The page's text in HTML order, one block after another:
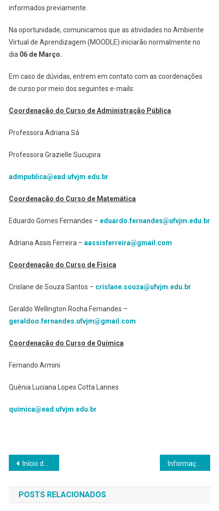
informados previamente.
Na oportunidade, comunicamos que as atividades no Ambiente
Virtual de Aprendizagem (MOODLE) iniciarão normalmente no
dia 06 de Março.
Em caso de dúvidas, entrem em contato com as coordenações
de curso por meio dos seguintes e-mails:
Coordenação do Curso de Administração Pública
Professora Adriana Sá
Professora Grazielle Sucupira
admpublica@ead.ufvjm.edu.br
Coordenação do Curso de Matemática
Eduardo Gomes Fernandes – eduardo.fernandes@ufvjm.edu.br
Adriana Assis Ferreira – aassisferreira@gmail.com
Coordenação do Curso de Física
Crislane de Souza Santos – crislane.souza@ufvjm.edu.br
Geraldo Wellington Rocha Fernandes –
geraldoo.fernandes.ufvjm@gmail.com
Coordenação do Curso de Química
Fernando Armini
Quênia Luciana Lopes Cotta Lannes
quimica@ead.ufvjm.edu.br
Navegação
de
Post
Início das aulas dos cursos de especialização
POSTS RELACIONADOS